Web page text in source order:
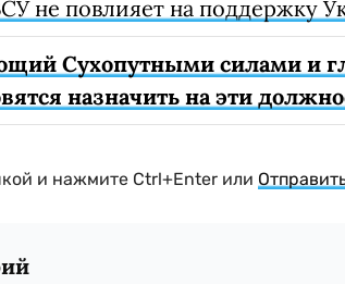
не повлияет на поддержку
Сухопутными силами и
назначить на эти
и нажмите Ctrl+Enter или